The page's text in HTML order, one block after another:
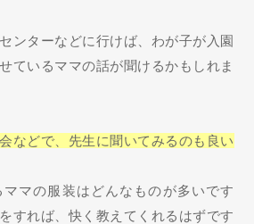
ンターなどに行けば、わが子が入園
ているママの話が聞けるかもしれま
などで、先生に聞いてみるのも良い
ママの服装はどんなものが多いです
すれば、快く教えてくれるはずです